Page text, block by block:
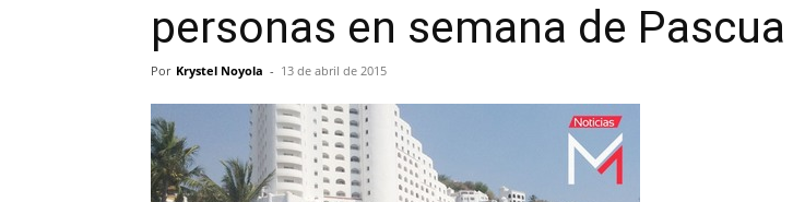
personas en semana de Pascua
Por Krystel Noyola - 13 de abril de 2015